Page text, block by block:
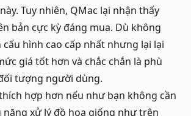
Tuy nhiên, QMac lại nhận thấy
bản cực kỳ đáng mua. Dù không
hình cao cấp nhất nhưng lại lại
giá tốt hơn và chắc chắn là phù
tượng người dùng.
hợp hơn nếu như bạn không cần
năng xử lý đồ họa giống như trên